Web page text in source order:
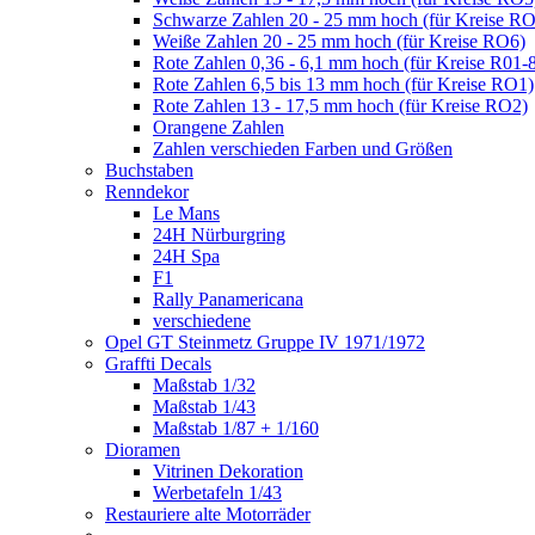
Schwarze Zahlen 20 - 25 mm hoch (für Kreise
Weiße Zahlen 20 - 25 mm hoch (für Kreise RO6)
Rote Zahlen 0,36 - 6,1 mm hoch (für Kreise R01-
Rote Zahlen 6,5 bis 13 mm hoch (für Kreise RO1)
Rote Zahlen 13 - 17,5 mm hoch (für Kreise RO2)
Orangene Zahlen
Zahlen verschieden Farben und Größen
Buchstaben
Renndekor
Le Mans
24H Nürburgring
24H Spa
F1
Rally Panamericana
verschiedene
Opel GT Steinmetz Gruppe IV 1971/1972
Graffti Decals
Maßstab 1/32
Maßstab 1/43
Maßstab 1/87 + 1/160
Dioramen
Vitrinen Dekoration
Werbetafeln 1/43
Restauriere alte Motorräder